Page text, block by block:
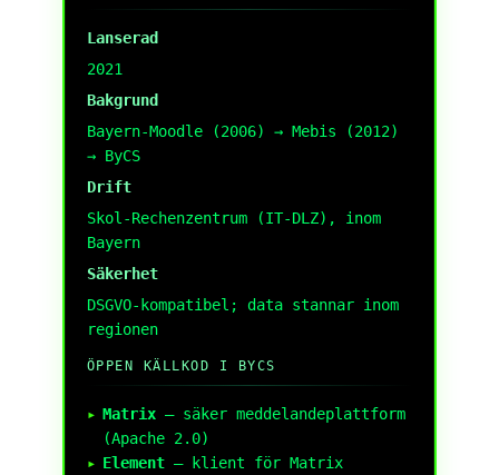
Lanserad
2021
Bakgrund
Bayern-Moodle (2006) → Mebis (2012)
→ ByCS
Drift
Skol-Rechenzentrum (IT-DLZ), inom
Bayern
Säkerhet
DSGVO-kompatibel; data stannar inom
regionen
ÖPPEN KÄLLKOD I BYCS
Matrix – säker meddelandeplattform
(Apache 2.0)
Element – klient för Matrix